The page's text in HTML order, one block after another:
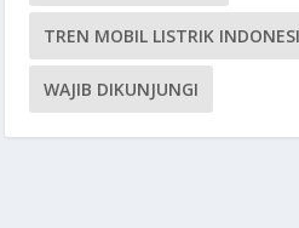
TREN MOBIL LISTRIK
WAJIB DIKUNJUNGI